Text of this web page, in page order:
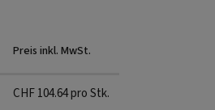
Preis inkl. MwSt.
CHF104.64pro Stk.